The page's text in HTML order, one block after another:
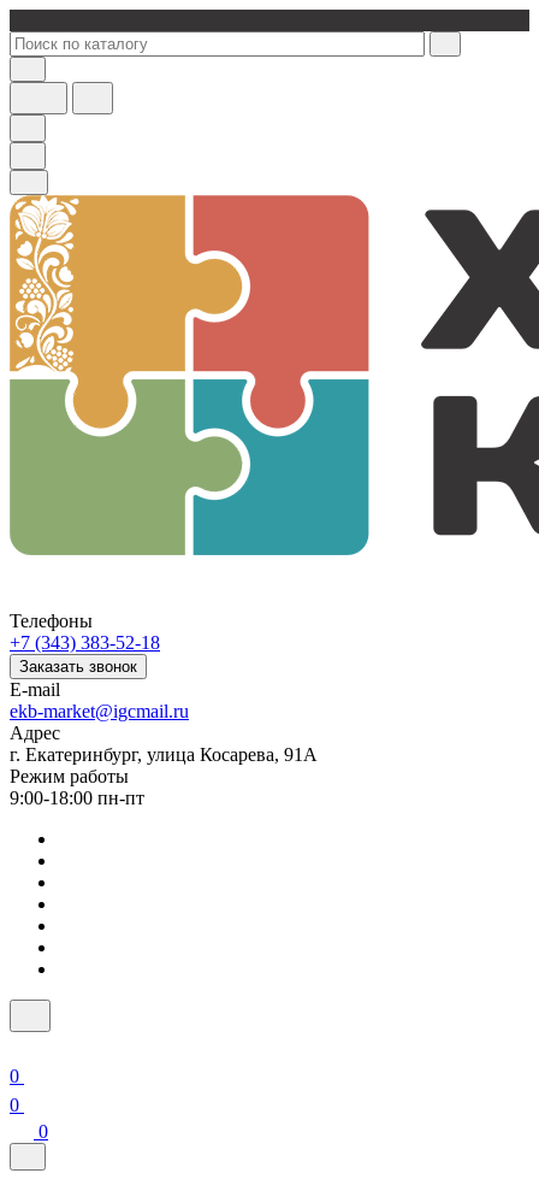
Телефоны
+7 (343) 383-52-18
Заказать звонок
E-mail
ekb-market@igcmail.ru
Адрес
г. Екатеринбург, улица Косарева, 91А
Режим работы
9:00-18:00 пн-пт
0
0
0